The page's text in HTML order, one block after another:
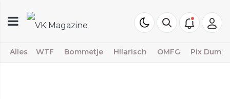
Alles WTF Bommetje Hilarisch OMFG Pix Dump